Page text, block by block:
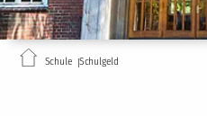
Schule Schulgeld